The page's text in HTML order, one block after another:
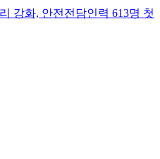
강화, 안전전담인력 613명 첫